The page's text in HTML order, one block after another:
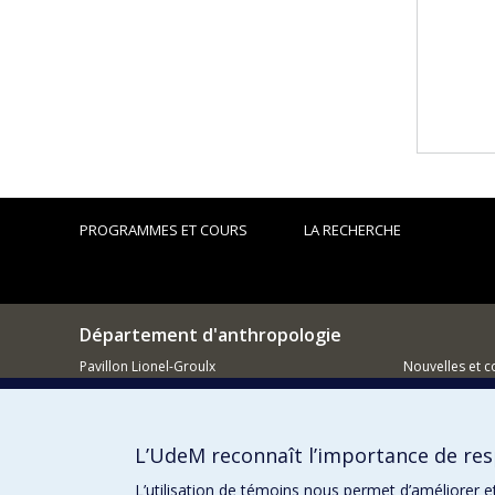
PROGRAMMES ET COURS LA RECHERCHE
Département d'anthropologie
Pavillon Lionel-Groulx
514 343-6560
Nouvelles et
L’UdeM reconnaît l’importance de
L’utilisation de témoins nous permet